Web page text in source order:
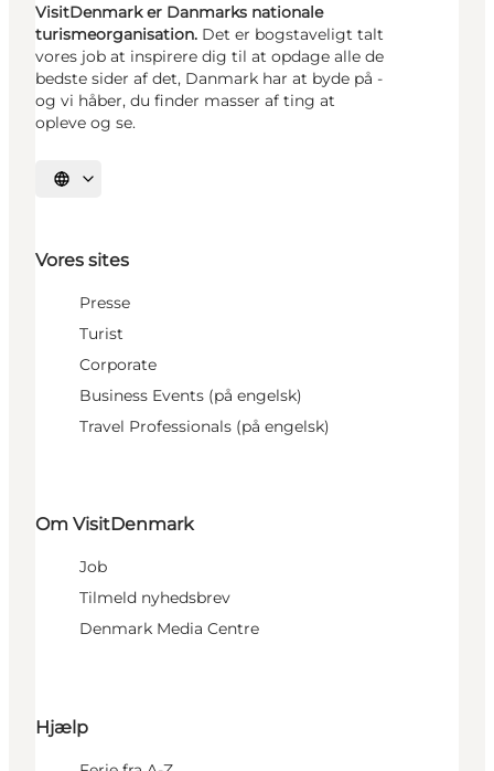
VisitDenmark er Danmarks nationale
turismeorganisation. Det er bogstaveligt talt
vores job at inspirere dig til at opdage alle de
bedste sider af det, Danmark har at byde på -
og vi håber, du finder masser af ting at
opleve og se.
Vælg sprog
Vores sites
Presse
Turist
Corporate
Business Events (på engelsk)
Travel Professionals (på engelsk)
Om VisitDenmark
Job
Tilmeld nyhedsbrev
Denmark Media Centre
Hjælp